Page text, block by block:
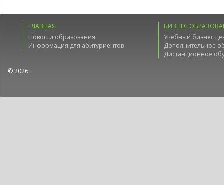
ГЛАВНАЯ
Новости образования
Информация для абитуриентов
БИЗНЕС
Учебный бизнес
Дополнительное
Дистанционное
© 2026